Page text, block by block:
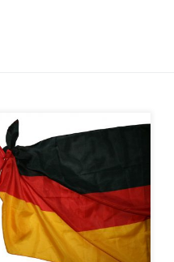
telefónica a cuatro
Putin y Poroshenko
de una reunión clave
de Francia y
abierta en Europa; sin
ausencia por parte del